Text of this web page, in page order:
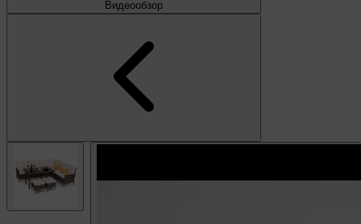
Видеообзор